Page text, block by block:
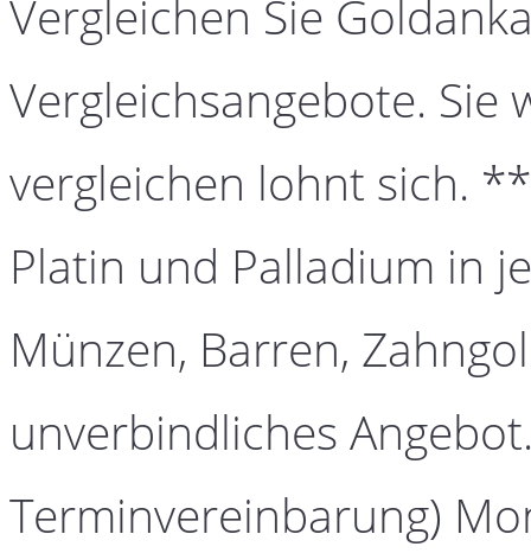
Vergleichen Sie
Vergleichsangebote. Sie
vergleichen lohnt sich.
Platin und Palladium in
Münzen, Barren,
unverbindliches
Terminvereinbarung)